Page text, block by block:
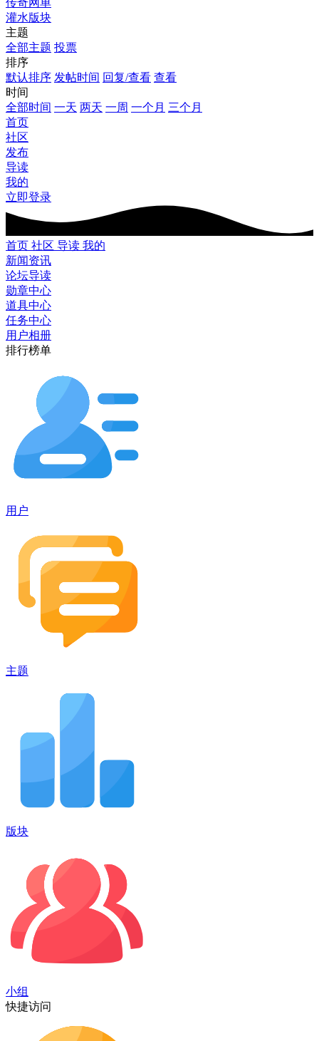
传奇网单
灌水版块
主题
全部主题 投票
排序
默认排序 发帖时间 回复/查看 查看
时间
全部时间 一天 两天 一周 一个月 三个月
首页
社区
发布
导读
我的
立即登录
首页 社区 导读 我的
新闻资讯
论坛导读
勋章中心
道具中心
任务中心
用户相册
排行榜单
用户
主题
版块
小组
快捷访问